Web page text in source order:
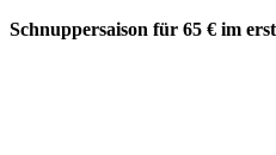
Schnuppersaison für 65 € im